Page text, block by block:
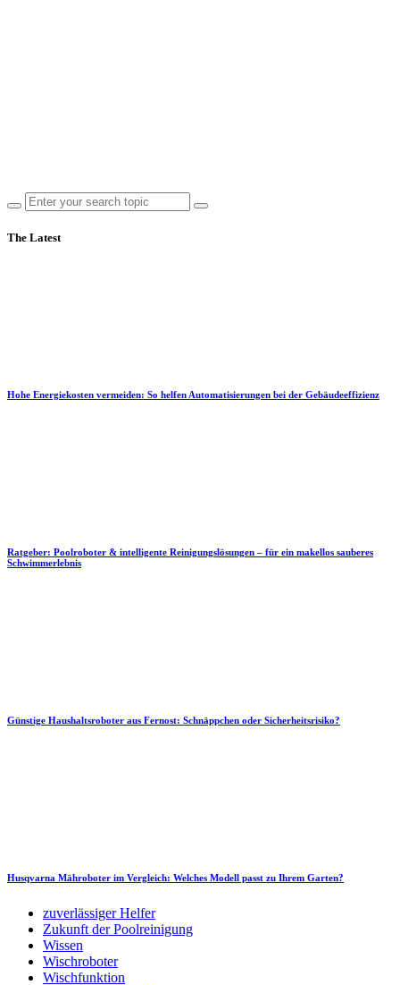
The Latest
Hohe Energiekosten vermeiden: So helfen Automatisierungen bei der Gebäudeeffizienz
Ratgeber: Poolroboter & intelligente Reinigungslösungen – für ein makellos sauberes
Schwimmerlebnis
Günstige Haushaltsroboter aus Fernost: Schnäppchen oder Sicherheitsrisiko?
Husqvarna Mähroboter im Vergleich: Welches Modell passt zu Ihrem Garten?
zuverlässiger Helfer
Zukunft der Poolreinigung
Wissen
Wischroboter
Wischfunktion